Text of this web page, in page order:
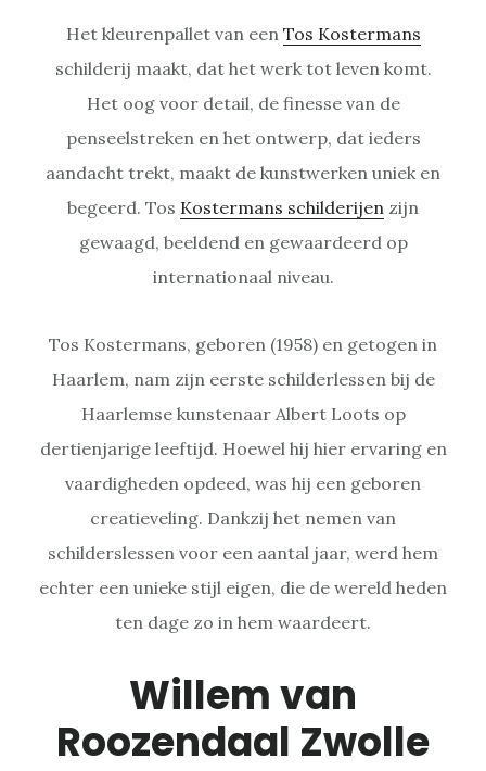
Het kleurenpallet van een Tos Kostermans
schilderij maakt, dat het werk tot leven komt.
Het oog voor detail, de finesse van de
penseelstreken en het ontwerp, dat ieders
aandacht trekt, maakt de kunstwerken uniek en
begeerd. Tos Kostermans schilderijen zijn
gewaagd, beeldend en gewaardeerd op
internationaal niveau.
Tos Kostermans, geboren (1958) en getogen in
Haarlem, nam zijn eerste schilderlessen bij de
Haarlemse kunstenaar Albert Loots op
dertienjarige leeftijd. Hoewel hij hier ervaring en
vaardigheden opdeed, was hij een geboren
creatieveling. Dankzij het nemen van
schilderslessen voor een aantal jaar, werd hem
echter een unieke stijl eigen, die de wereld heden
ten dage zo in hem waardeert.
Willem van
Roozendaal Zwolle